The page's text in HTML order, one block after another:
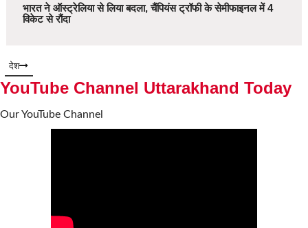
भारत ने ऑस्ट्रेलिया से लिया बदला, चैंपियंस ट्रॉफी के सेमीफाइनल में 4
विकेट से रौंदा
देश
YouTube Channel Uttarakhand Today
Our YouTube Channel